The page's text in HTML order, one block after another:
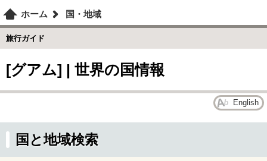
ホーム 国・地域
旅行ガイド
[グアム] | 世界の国情報
English
国と地域検索